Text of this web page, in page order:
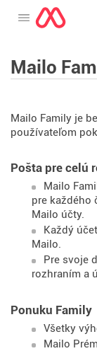
Otvorte menu
Mailo
Mailo Family je
používateľom
Pošta pre celú
Mailo
pre každého
Mailo účty.
Každý
Mailo.
Pre svoje
rozhraním a
Ponuku Family
Všetky
Mailo